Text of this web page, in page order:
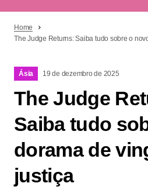
Home
The Judge Returns: Saiba tudo sobre o
Ásia 19 de dezembro de 2025
The Judge
Saiba tudo
dorama de
justiça